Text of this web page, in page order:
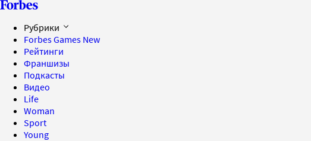
Рубрики
Forbes Games New
Рейтинги
Франшизы
Подкасты
Видео
Life
Woman
Sport
Young